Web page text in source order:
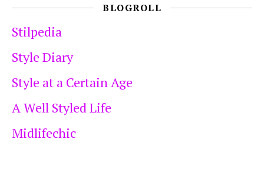
BLOGROLL
Stilpedia
Style Diary
Style at a Certain Age
A Well Styled Life
Midlifechic